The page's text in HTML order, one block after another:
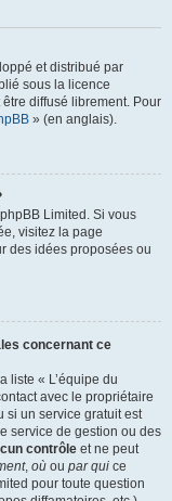
et distribué par
sous la licence
diffusé librement. Pour
» (en anglais).
Limited. Si vous
visitez la page
des idées proposées ou
concernant ce
liste « L’équipe du
avec le propriétaire
si un service gratuit est
service de gestion ou des
contrôle et ne peut
, où ou par qui ce
pour toute question